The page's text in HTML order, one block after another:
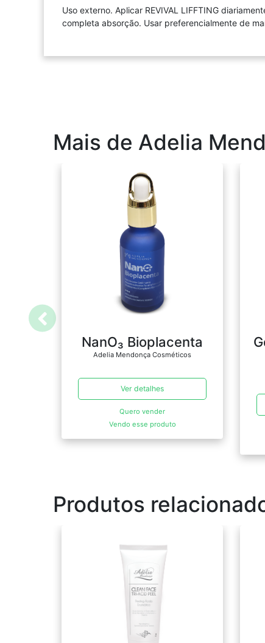
Uso externo. Aplicar REVIVAL LIFFTING
completa absorção. Usar preferencialmente de
Mais de Adelia
NanO₃ Bioplacenta
Adelia Mendonça Cosméticos
Ver detalhes
Quero vender
Vendo esse produto
Produtos